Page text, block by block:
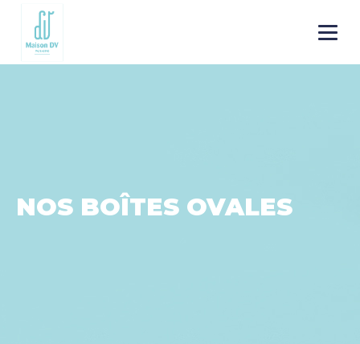
Go to
main
content
Menu
NOS BOÎTES OVALES